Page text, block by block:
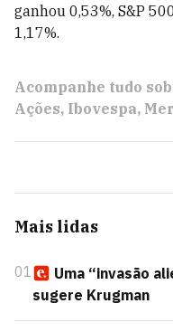
ganhou 0,53%, S&P
1,17%.
Acompanhe tudo
Ações Ibovespa
Mais lidas
01
Uma “invasão
sugere Krugman